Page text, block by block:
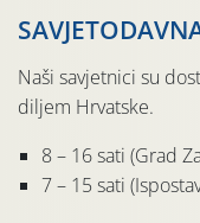
Naši savjetnici su
diljem Hrvatske.
8 – 16 sati (Grad
7 – 15 sati